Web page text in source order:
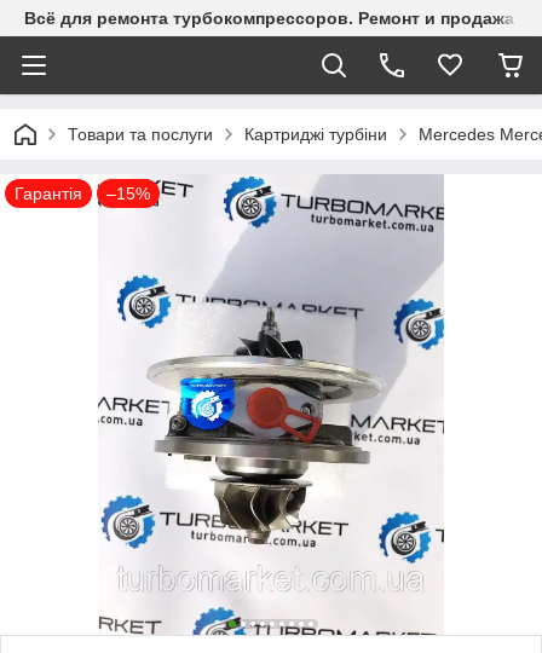
Всё для ремонта турбокомпрессоров. Ремонт и продажа
Товари та послуги Картриджі турбіни Mercedes
Гарантія –15%